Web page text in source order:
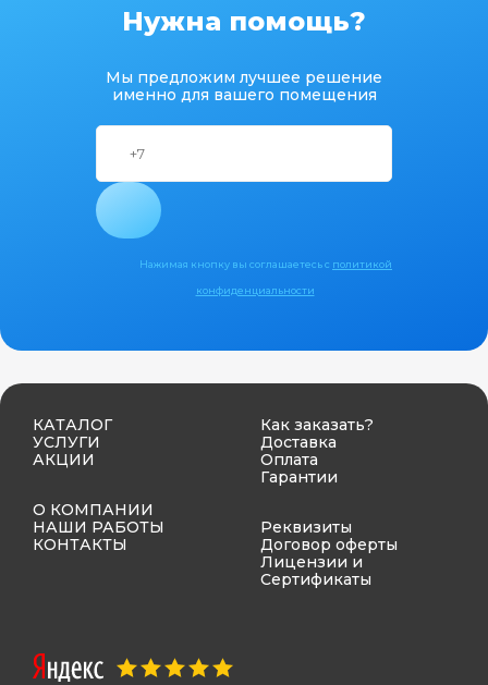
Нужна помощь?
Мы предложим лучшее решение
именно для вашего помещения
Нажимая кнопку вы соглашаетесь с политикой
конфиденциальности
КАТАЛОГ
УСЛУГИ
АКЦИИ
О КОМПАНИИ
НАШИ РАБОТЫ
КОНТАКТЫ
Как заказать?
Доставка
Оплата
Гарантии
Реквизиты
Договор оферты
Лицензии и
Сертификаты